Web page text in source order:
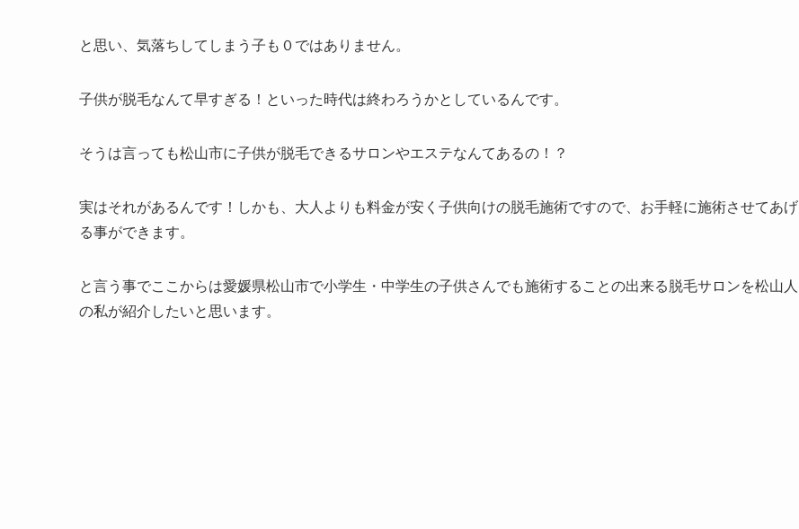
と思い、気落ちしてしまう子も０ではありません。
子供が脱毛なんて早すぎる！といった時代は終わろうかとしているんです。
そうは言っても松山市に子供が脱毛できるサロンやエステなんてあるの！？
実はそれがあるんです！しかも、大人よりも料金が安く子供向けの脱毛施術ですので、お手軽に施術させてあげ
る事ができます。
と言う事でここからは愛媛県松山市で小学生・中学生の子供さんでも施術することの出来る脱毛サロンを松山人
の私が紹介したいと思います。